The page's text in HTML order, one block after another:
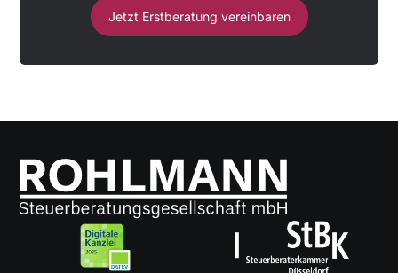
Jetzt Erstberatung vereinbaren